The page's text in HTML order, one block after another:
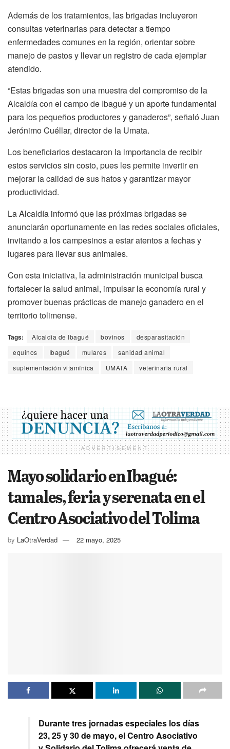
Además de los tratamientos, las brigadas incluyeron
consultas veterinarias para detectar a tiempo
enfermedades comunes en la región, orientar sobre
manejo de pastos y llevar un registro de cada ejemplar
atendido.
“Estas brigadas son una muestra del compromiso de la
Alcaldía con el campo de Ibagué y un aporte fundamental
para los pequeños productores y ganaderos”, señaló Juan
Jerónimo Cuéllar, director de la Umata.
Los beneficiarios destacaron la importancia de recibir
estos servicios sin costo, pues les permite invertir en
mejorar la calidad de sus hatos y garantizar mayor
productividad.
La Alcaldía informó que las próximas brigadas se
anunciarán oportunamente en las redes sociales oficiales,
invitando a los campesinos a estar atentos a fechas y
lugares para llevar sus animales.
Con esta iniciativa, la administración municipal busca
fortalecer la salud animal, impulsar la economía rural y
promover buenas prácticas de manejo ganadero en el
territorio tolimense.
Tags: Alcaldia de Ibagué bovinos
desparasitación
equinos
Ibagué mulares
sanidad animal
suplementación vitamínica
UMATA veterinaria rural
ADVERTISEMENT
Mayo solidario en Ibagué:
tamales, feria y serenata en el
Centro Asociativo del Tolima
by LaOtraVerdad 22 mayo, 2025
Durante tres jornadas especiales los días
23, 25 y 30 de mayo, el Centro Asociativo